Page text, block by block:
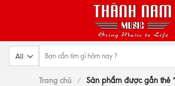
Trang chủ / Sản phẩm được gắn thẻ